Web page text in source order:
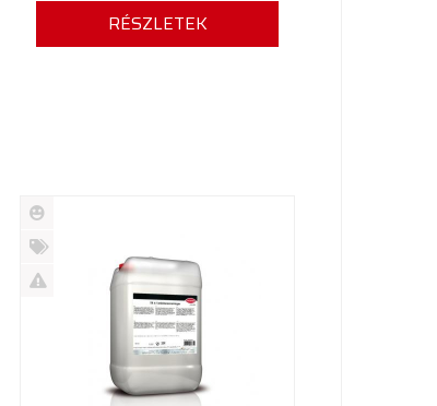
RÉSZLETEK
Új
termék
%